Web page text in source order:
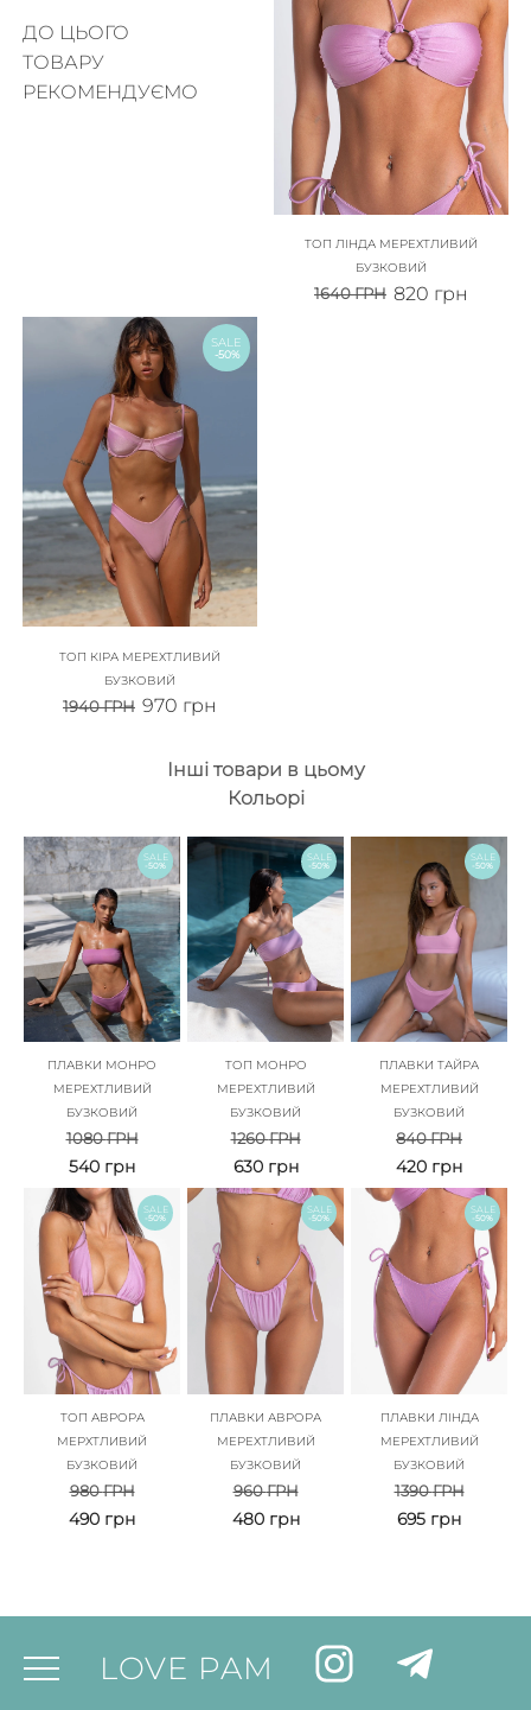
ДО ЦЬОГО
ТОВАРУ
РЕКОМЕНДУЄМО
ТОП ЛІНДА МЕРЕХТЛИВИЙ
БУЗКОВИЙ
1640ГРН 820 грн
SALE
-50%
ТОП КІРА МЕРЕХТЛИВИЙ
БУЗКОВИЙ
1940ГРН 970 грн
Інші товари в цьому
Кольорі
SALE
-50%
ПЛАВКИ МОНРО
МЕРЕХТЛИВИЙ
БУЗКОВИЙ
1080ГРН
540 грн
SALE
-50%
ТОП МОНРО
МЕРЕХТЛИВИЙ
БУЗКОВИЙ
1260ГРН
630 грн
SALE
-50%
ПЛАВКИ ТАЙРА
МЕРЕХТЛИВИЙ
БУЗКОВИЙ
840ГРН
420 грн
SALE
-50%
ТОП АВРОРА
МЕРХТЛИВИЙ
БУЗКОВИЙ
980ГРН
490 грн
SALE
-50%
ПЛАВКИ АВРОРА
МЕРЕХТЛИВИЙ
БУЗКОВИЙ
960ГРН
480 грн
SALE
-50%
ПЛАВКИ ЛІНДА
МЕРЕХТЛИВИЙ
БУЗКОВИЙ
1390ГРН
695 грн
LOVE PAM